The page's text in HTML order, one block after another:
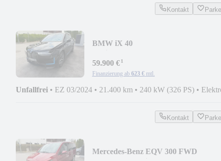
Kontakt
BMW iX 40
PROFESSIONAL*
59.900 €¹
Finanzierung ab 623 € mtl.
Unfallfrei • EZ 03/2024 • 21.400 km • 240 kW (326 PS) •
Kontakt
Mercedes-Benz EQV 300 FWD